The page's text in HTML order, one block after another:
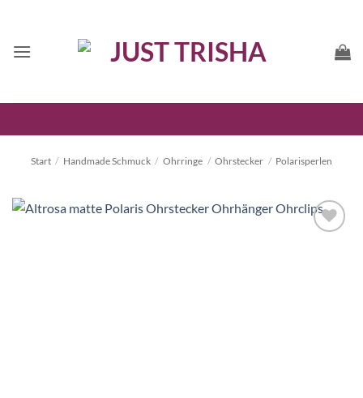
springen
Start / Handmade Schmuck / Ohrringe / Ohrstecker / Polarisperlen